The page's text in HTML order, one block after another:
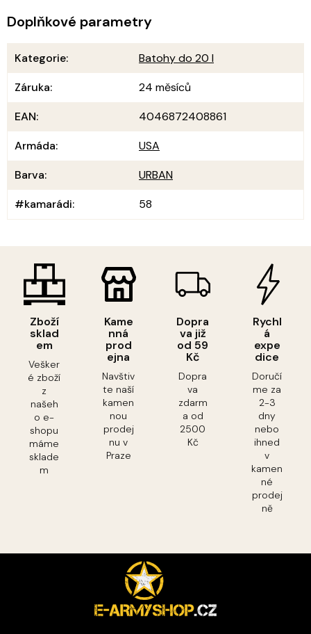
Zboží
sklad
em
Vešker
é zboží
z
našeh
o e-
shopu
máme
sklade
m
Kame
nná
prod
ejna
Navštiv
te naší
kamen
nou
prodej
nu v
Praze
Dopra
va již
od 59
Kč
Dopra
va
zdarm
a od
2500
Kč
Rychl
á
expe
dice
Doručí
me za
2-3
dny
nebo
ihned
v
kamen
né
prodej
ně
Doplňkové parametry
Kategorie:
Batohy do 20 l
Záruka:
24 měsíců
EAN:
4046872408861
Armáda:
USA
Barva:
URBAN
#kamarádi: 58